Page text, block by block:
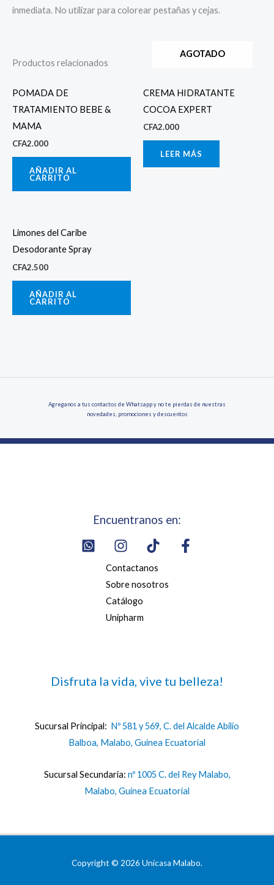
inmediata. No utilizar para colorear pestañas y cejas.
Productos relacionados
POMADA DE
TRATAMIENTO BEBE &
MAMA
CFA2.000
AÑADIR AL
CARRITO
AGOTADO
CREMA HIDRATANTE
COCOA EXPERT
CFA2.000
LEER MÁS
Limones del Caribe
Desodorante Spray
CFA2.500
AÑADIR AL
CARRITO
Agreganos a tus contactos de Whatsapp y no te pierdas de nuestras
novedades, promociones y descuentos
Encuentranos en:
Contactanos
Sobre nosotros
Catálogo
Unipharm
Disfruta la vida, vive tu belleza!
Sucursal Principal: Nº 581 y 569, C. del Alcalde Abilio
Balboa, Malabo, Guinea Ecuatorial
Sucursal Secundaria: nº 1005 C. del Rey Malabo,
Malabo, Guinea Ecuatorial
Copyright © 2026 Unicasa Malabo.